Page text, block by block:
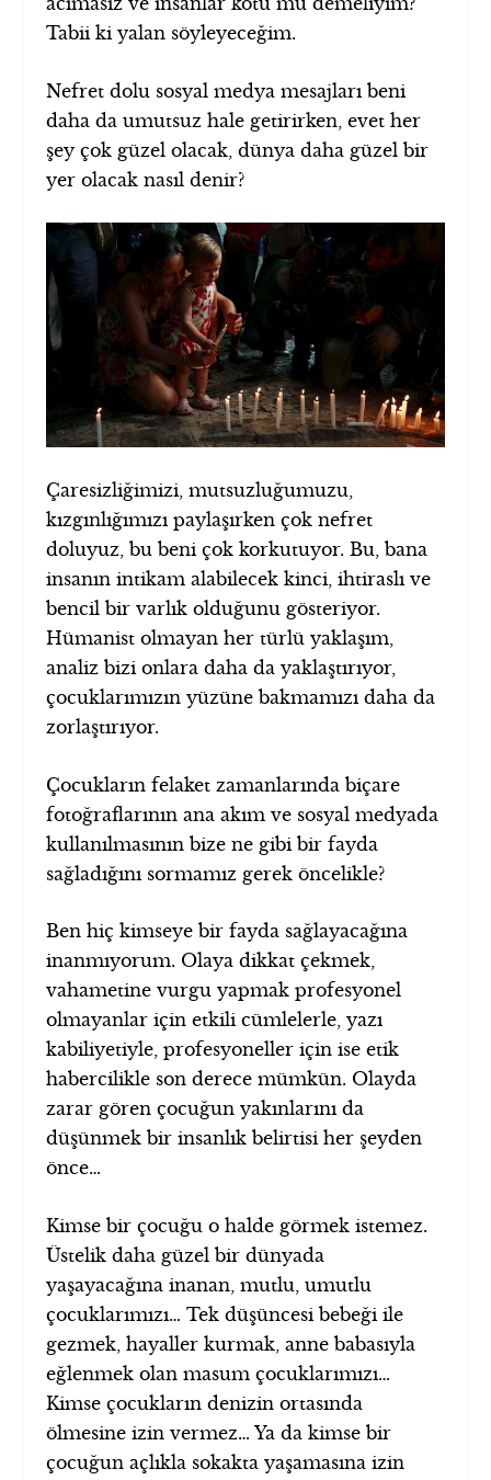
Tabii ki yalan söyleyeceğim.
Nefret dolu sosyal medya mesajları beni
daha da umutsuz hale getirirken, evet her
şey çok güzel olacak, dünya daha güzel bir
yer olacak nasıl denir?
Çaresizliğimizi, mutsuzluğumuzu,
kızgınlığımızı paylaşırken çok nefret
doluyuz, bu beni çok korkutuyor. Bu, bana
insanın intikam alabilecek kinci, ihtiraslı ve
bencil bir varlık olduğunu gösteriyor.
Hümanist olmayan her türlü yaklaşım,
analiz bizi onlara daha da yaklaştırıyor,
çocuklarımızın yüzüne bakmamızı daha da
zorlaştırıyor.
Çocukların felaket zamanlarında biçare
fotoğraflarının ana akım ve sosyal medyada
kullanılmasının bize ne gibi bir fayda
sağladığını sormamız gerek öncelikle?
Ben hiç kimseye bir fayda sağlayacağına
inanmıyorum. Olaya dikkat çekmek,
vahametine vurgu yapmak profesyonel
olmayanlar için etkili cümlelerle, yazı
kabiliyetiyle, profesyoneller için ise etik
habercilikle son derece mümkün. Olayda
zarar gören çocuğun yakınlarını da
düşünmek bir insanlık belirtisi her şeyden
önce…
Kimse bir çocuğu o halde görmek istemez.
Üstelik daha güzel bir dünyada
yaşayacağına inanan, mutlu, umutlu
çocuklarımızı… Tek düşüncesi bebeği ile
gezmek, hayaller kurmak, anne babasıyla
eğlenmek olan masum çocuklarımızı…
Kimse çocukların denizin ortasında
ölmesine izin vermez… Ya da kimse bir
çocuğun açlıkla sokakta yaşamasına izin